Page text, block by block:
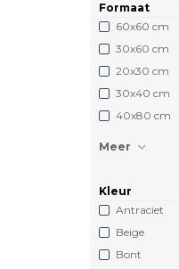
Formaat
60x60 cm
30x60 cm
20x30 cm
30x40 cm
40x80 cm
Meer
Kleur
Antraciet
Beige
Bont